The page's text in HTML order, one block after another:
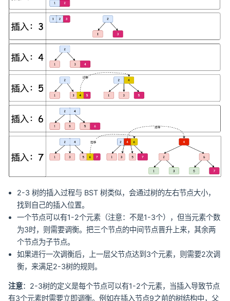
2-3 树的插入过程与 BST 树类似，会通过树的左右节点大小，
找到自己的插入位置。
一个节点可以有1-2个元素（注意：不是1-3个），但当元素个数
为3时，则需要调衡。把三个节点的中间节点晋升上来，其余两
个节点为子节点。
如果进行一次调衡后，上一层父节点达到3个元素，则需要2次调
衡，来满足2-3树的规则。
注意：2-3树的定义是每个节点可以有1-2个元素，当插入导致节点
有3个元素时需要立即调衡。例如在插入节点9之前的树结构中，父